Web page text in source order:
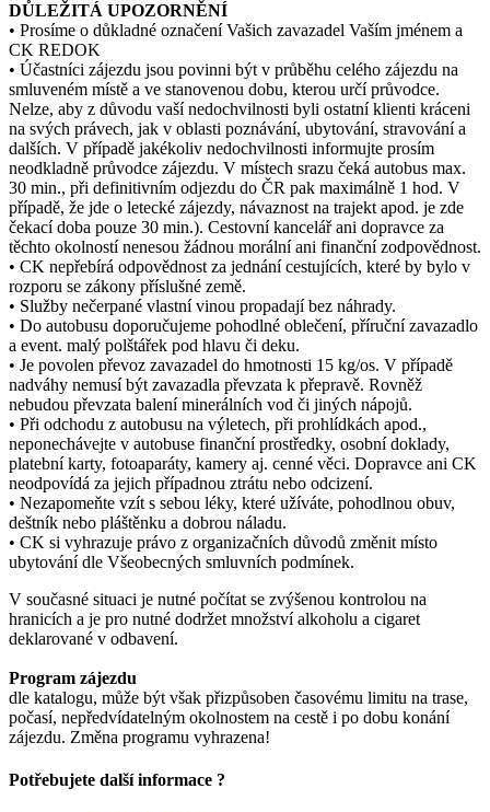
DŮLEŽITÁ UPOZORNĚNÍ
• Prosíme o důkladné označení Vašich zavazadel Vaším jménem a
CK REDOK
• Účastníci zájezdu jsou povinni být v průběhu celého zájezdu na
smluveném místě a ve stanovenou dobu, kterou určí průvodce.
Nelze, aby z důvodu vaší nedochvilnosti byli ostatní klienti kráceni
na svých právech, jak v oblasti poznávání, ubytování, stravování a
dalších. V případě jakékoliv nedochvilnosti informujte prosím
neodkladně průvodce zájezdu. V místech srazu čeká autobus max.
30 min., při definitivním odjezdu do ČR pak maximálně 1 hod. V
případě, že jde o letecké zájezdy, návaznost na trajekt apod. je zde
čekací doba pouze 30 min.). Cestovní kancelář ani dopravce za
těchto okolností nenesou žádnou morální ani finanční zodpovědnost.
• CK nepřebírá odpovědnost za jednání cestujících, které by bylo v
rozporu se zákony příslušné země.
• Služby nečerpané vlastní vinou propadají bez náhrady.
• Do autobusu doporučujeme pohodlné oblečení, příruční zavazadlo
a event. malý polštářek pod hlavu či deku.
• Je povolen převoz zavazadel do hmotnosti 15 kg/os. V případě
nadváhy nemusí být zavazadla převzata k přepravě. Rovněž
nebudou převzata balení minerálních vod či jiných nápojů.
• Při odchodu z autobusu na výletech, při prohlídkách apod.,
neponechávejte v autobuse finanční prostředky, osobní doklady,
platební karty, fotoaparáty, kamery aj. cenné věci. Dopravce ani CK
neodpovídá za jejich případnou ztrátu nebo odcizení.
• Nezapomeňte vzít s sebou léky, které užíváte, pohodlnou obuv,
deštník nebo pláštěnku a dobrou náladu.
• CK si vyhrazuje právo z organizačních důvodů změnit místo
ubytování dle Všeobecných smluvních podmínek.
V současné situaci je nutné počítat se zvýšenou kontrolou na
hranicích a je pro nutné dodržet množství alkoholu a cigaret
deklarované v odbavení.
Program zájezdu
dle katalogu, může být však přizpůsoben časovému limitu na trase,
počasí, nepředvídatelným okolnostem na cestě i po dobu konání
zájezdu. Změna programu vyhrazena!
Potřebujete další informace ?